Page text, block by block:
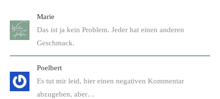
Marie
Das ist ja kein Problem. Jeder hat einen anderen
Geschmack.
Poelbert
Es tut mir leid, hier einen negativen Kommentar
abzugeben, aber…